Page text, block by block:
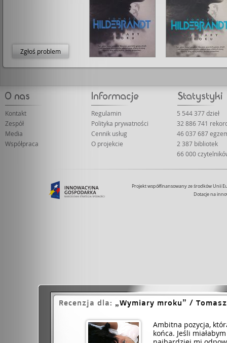
Zgłoś problem
Kontakt
Zespół
Media
Współpraca
Regulamin
Polityka prywatności
Cennik usług
O projekcie
5 544 377 dzieł
32 886 741
46 037 687
2 387 bibliotek
66 000
Projekt współfinansowany ze środków Unii
Dotacje na
Recenzja dla: Wymiary mroku /
Ambitna pozycja,
końca. Jeśli